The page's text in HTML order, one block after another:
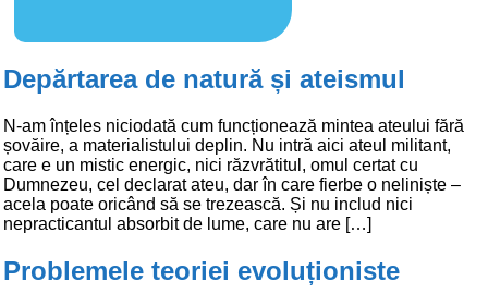
Depărtarea de natură și ateismul
N-am înțeles niciodată cum funcționează mintea ateului fără
șovăire, a materialistului deplin. Nu intră aici ateul militant,
care e un mistic energic, nici răzvrătitul, omul certat cu
Dumnezeu, cel declarat ateu, dar în care fierbe o neliniște –
acela poate oricând să se trezească. Și nu includ nici
nepracticantul absorbit de lume, care nu are […]
Problemele teoriei evoluționiste